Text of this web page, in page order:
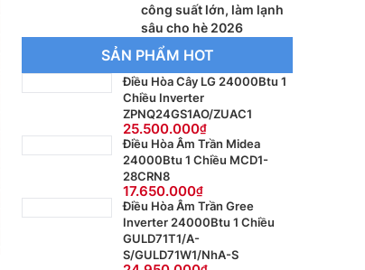
công suất lớn, làm lạnh
sâu cho hè 2026
SẢN PHẨM HOT
Điều Hòa Cây LG 24000Btu 1
Chiều Inverter
ZPNQ24GS1AO/ZUAC1
25.500.000
Điều Hòa Âm Trần Midea
24000Btu 1 Chiều MCD1-
28CRN8
17.650.000
Điều Hòa Âm Trần Gree
Inverter 24000Btu 1 Chiều
GULD71T1/A-
S/GULD71W1/NhA-S